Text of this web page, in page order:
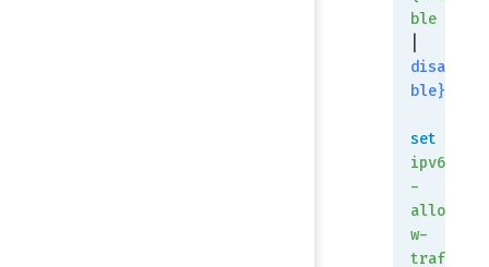
ble
disa
ble}
set
ipv6
-
allo
w-
traf